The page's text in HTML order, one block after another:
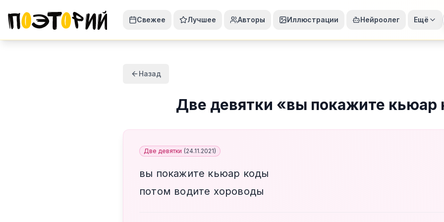
Свежее Лучшее Авторы Иллюстрации Нейроолег Ещё
Назад
Две девятки «вы покажите кьюар
Две девятки (24.11.2021)
вы покажите кьюар коды
потом водите хороводы